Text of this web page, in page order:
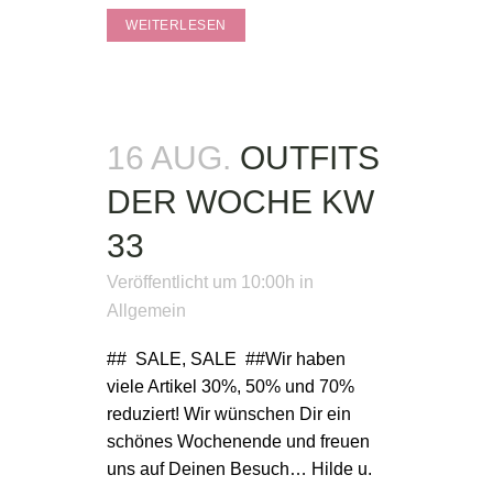
WEITERLESEN
16 AUG. OUTFITS
DER WOCHE KW
33
Veröffentlicht um 10:00h in
Allgemein
## SALE, SALE ##Wir haben
viele Artikel 30%, 50% und 70%
reduziert! Wir wünschen Dir ein
schönes Wochenende und freuen
uns auf Deinen Besuch… Hilde u.